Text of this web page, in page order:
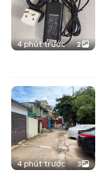
4 phút trước 2
4 phút trước 3